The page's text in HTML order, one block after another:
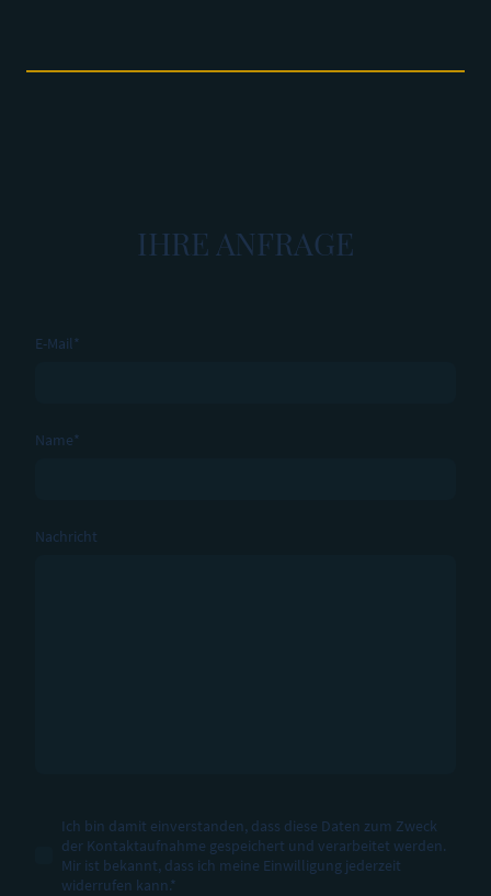
IHRE ANFRAGE
E-Mail*
Name*
Nachricht
Ich bin damit einverstanden, dass diese Daten zum Zweck
der Kontaktaufnahme gespeichert und verarbeitet werden.
Mir ist bekannt, dass ich meine Einwilligung jederzeit
widerrufen kann.*